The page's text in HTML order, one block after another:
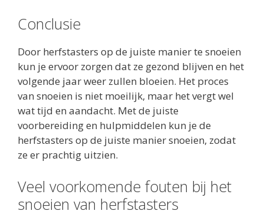
Conclusie
Door herfstasters op de juiste manier te snoeien
kun je ervoor zorgen dat ze gezond blijven en het
volgende jaar weer zullen bloeien. Het proces
van snoeien is niet moeilijk, maar het vergt wel
wat tijd en aandacht. Met de juiste
voorbereiding en hulpmiddelen kun je de
herfstasters op de juiste manier snoeien, zodat
ze er prachtig uitzien.
Veel voorkomende fouten bij het
snoeien van herfstasters